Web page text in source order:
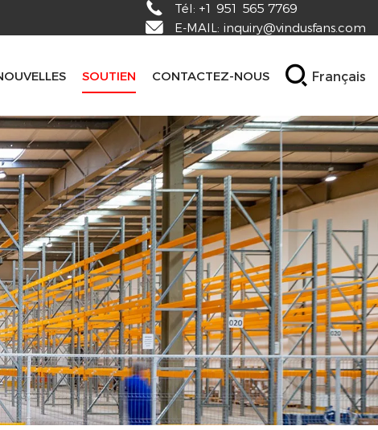
Tél: +1 951 565 7769
E-MAIL: inquiry@vindusfans.com
SOUTIEN CONTACTEZ-NOUS Français